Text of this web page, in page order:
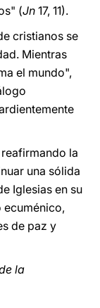
(Jn 17, 11).
cristianos se
Mientras
el mundo",
la
una sólida
Iglesias en su
de paz y
la